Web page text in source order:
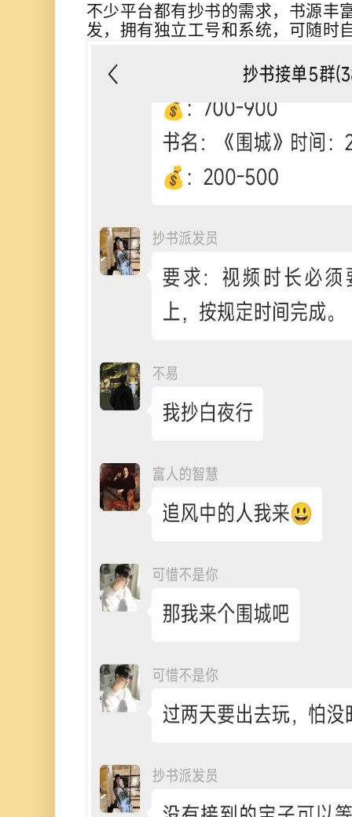
不少平台都有抄书的需求，书源丰
发，拥有独立工号和系统，可随时